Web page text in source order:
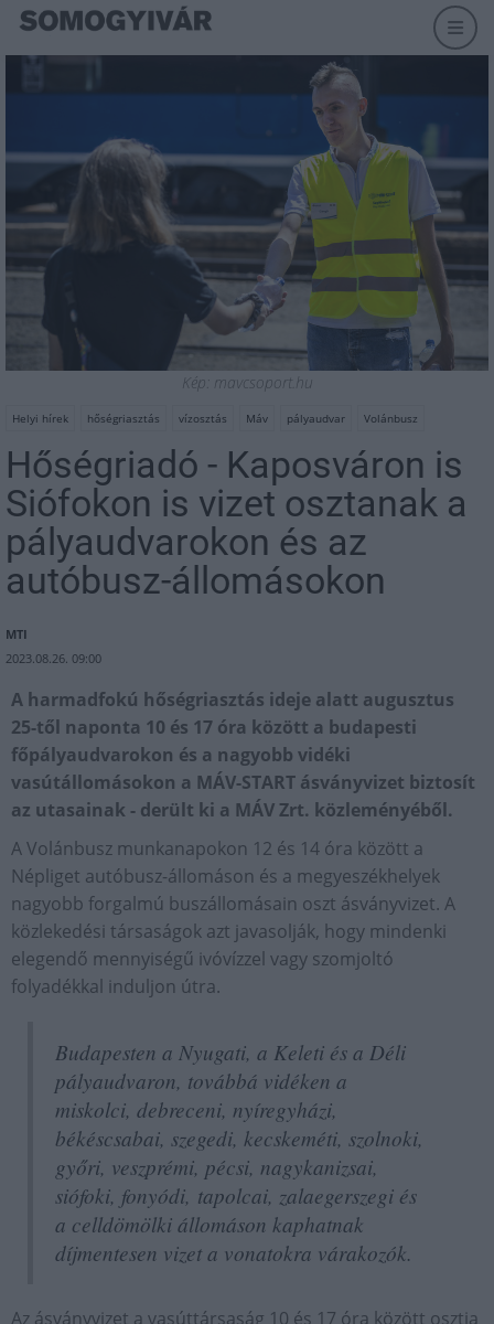
Kép: mavcsoport.hu
Helyi hírek hőségriasztás vízosztás Máv pályaudvar Volánbusz
Hőségriadó - Kaposváron is
Siófokon is vizet osztanak a
pályaudvarokon és az
autóbusz-állomásokon
MTI
2023.08.26. 09:00
A harmadfokú hőségriasztás ideje alatt augusztus
25-től naponta 10 és 17 óra között a budapesti
főpályaudvarokon és a nagyobb vidéki
vasútállomásokon a MÁV-START ásványvizet biztosít
az utasainak - derült ki a MÁV Zrt. közleményéből.
A Volánbusz munkanapokon 12 és 14 óra között a
Népliget autóbusz-állomáson és a megyeszékhelyek
nagyobb forgalmú buszállomásain oszt ásványvizet. A
közlekedési társaságok azt javasolják, hogy mindenki
elegendő mennyiségű ivóvízzel vagy szomjoltó
folyadékkal induljon útra.
Budapesten a Nyugati, a Keleti és a Déli
pályaudvaron, továbbá vidéken a
miskolci, debreceni, nyíregyházi,
békéscsabai, szegedi, kecskeméti, szolnoki,
győri, veszprémi, pécsi, nagykanizsai,
siófoki, fonyódi, tapolcai, zalaegerszegi és
a celldömölki állomáson kaphatnak
díjmentesen vizet a vonatokra várakozók.
Az ásványvizet a vasúttársaság 10 és 17 óra között osztja